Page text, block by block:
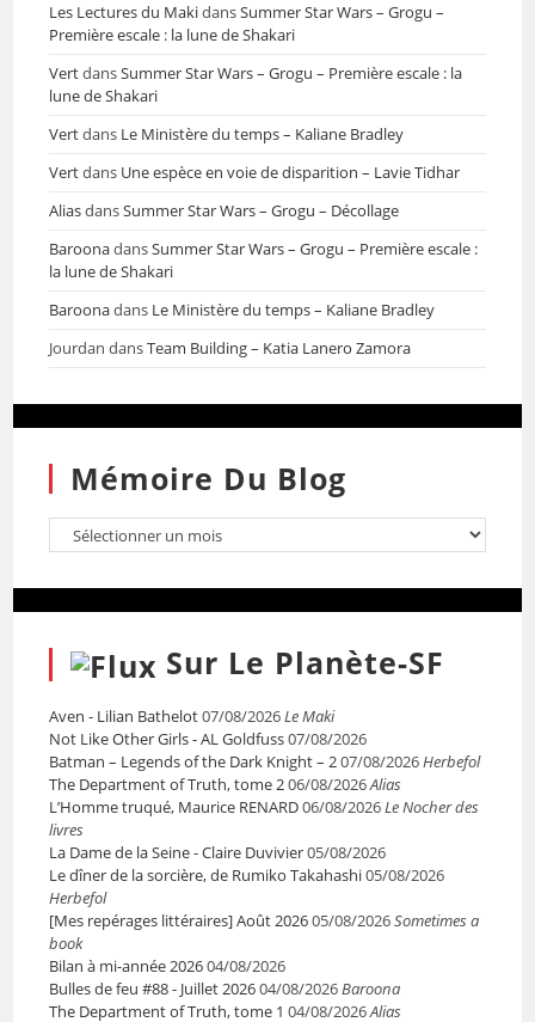
Les Lectures du MakidansSummer Star Wars – Grogu –
Première escale : la lune de Shakari
VertdansSummer Star Wars – Grogu – Première escale : la
lune de Shakari
Vertdans Le Ministère du temps – Kaliane Bradley
Vertdans Une espèce en voie de disparition – Lavie Tidhar
AliasdansSummer Star Wars – Grogu – Décollage
BaroonadansSummer Star Wars – Grogu – Première escale :
la lune de Shakari
Baroonadans Le Ministère du temps – Kaliane Bradley
Jourdan dansTeam Building – Katia Lanero Zamora
Mémoire Du Blog
Sur Le Planète-SF
Aven - Lilian Bathelot07/08/2026Le Maki
Not Like Other Girls - AL Goldfuss07/08/2026
Batman – Legends of the Dark Knight – 207/08/2026Herbefol
The Department of Truth, tome 206/08/2026Alias
L’Homme truqué, Maurice RENARD06/08/2026Le Nocher des
livres
La Dame de la Seine - Claire Duvivier05/08/2026
Le dîner de la sorcière, de Rumiko Takahashi05/08/2026
Herbefol
[Mes repérages littéraires] Août 202605/08/2026Sometimes a
book
Bilan à mi-année 202604/08/2026
Bulles de feu #88 - Juillet 202604/08/2026Baroona
The Department of Truth, tome 1 04/08/2026Alias